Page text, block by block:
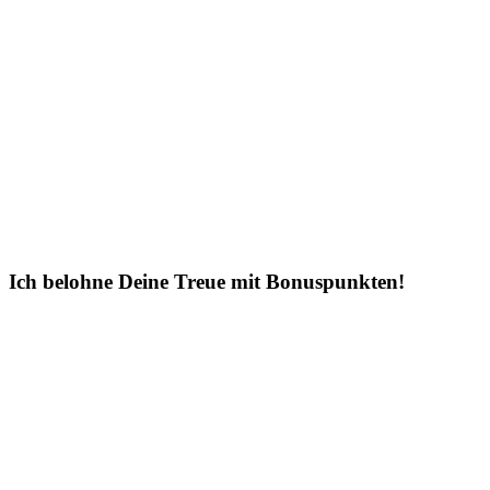
Ich belohne Deine Treue mit Bonuspunkten!